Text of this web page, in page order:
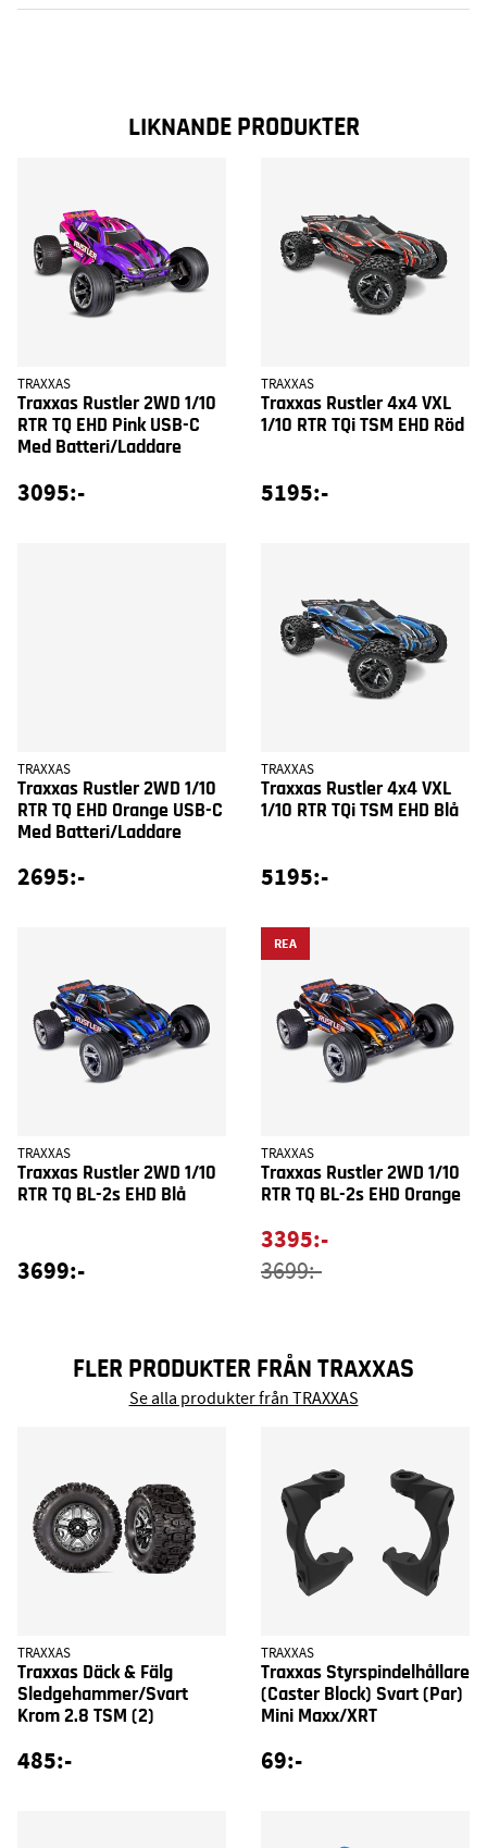
LIKNANDE PRODUKTER
TRAXXAS
Traxxas Rustler 2WD 1/10
RTR TQ EHD Pink USB-C
Med Batteri/Laddare
3095:-
TRAXXAS
Traxxas Rustler 4x4 VXL
1/10 RTR TQi TSM EHD Röd
5195:-
TRAXXAS
Traxxas Rustler 2WD 1/10
RTR TQ EHD Orange USB-C
Med Batteri/Laddare
2695:-
TRAXXAS
Traxxas Rustler 4x4 VXL
1/10 RTR TQi TSM EHD Blå
5195:-
TRAXXAS
Traxxas Rustler 2WD 1/10
RTR TQ BL-2s EHD Blå
3699:-
REA
TRAXXAS
Traxxas Rustler 2WD 1/10
RTR TQ BL-2s EHD Orange
3395:-
3699:-
FLER PRODUKTER FRÅN TRAXXAS
Se alla produkter från TRAXXAS
TRAXXAS
Traxxas Däck & Fälg
Sledgehammer/Svart
Krom 2.8 TSM (2)
485:-
TRAXXAS
Traxxas Styrspindelhållare
(Caster Block) Svart (Par)
Mini Maxx/XRT
69:-